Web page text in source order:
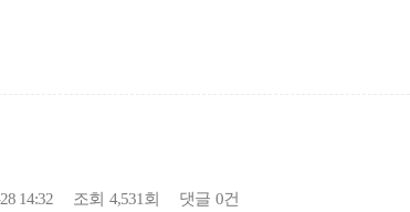
14:32 조회 4,531회 댓글 0건